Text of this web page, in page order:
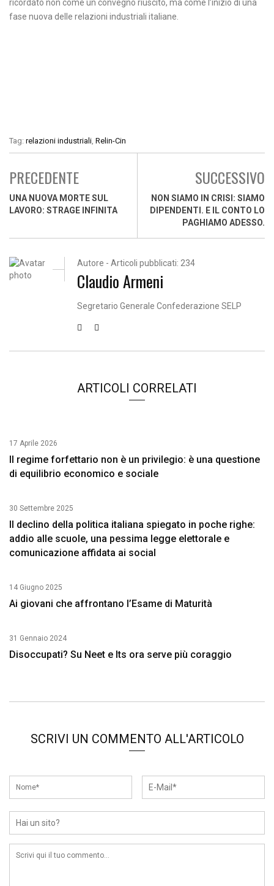
ricordato non come un convegno riuscito, ma come l’inizio di una
fase nuova delle relazioni industriali italiane.
Tag: relazioni industriali, Relin-Cin
PRECEDENTE
UNA NUOVA MORTE SUL
LAVORO: STRAGE INFINITA
SUCCESSIVO
NON SIAMO IN CRISI: SIAMO
DIPENDENTI. E IL CONTO LO
PAGHIAMO ADESSO.
Autore - Articoli pubblicati: 234
Claudio Armeni
Segretario Generale Confederazione SELP
ARTICOLI CORRELATI
17 Aprile 2026
Il regime forfettario non è un privilegio: è una questione
di equilibrio economico e sociale
30 Settembre 2025
Il declino della politica italiana spiegato in poche righe:
addio alle scuole, una pessima legge elettorale e
comunicazione affidata ai social
14 Giugno 2025
Ai giovani che affrontano l’Esame di Maturità
31 Gennaio 2024
Disoccupati? Su Neet e Its ora serve più coraggio
SCRIVI UN COMMENTO ALL'ARTICOLO